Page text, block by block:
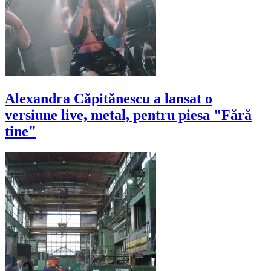
Alexandra Căpitănescu a lansat o
versiune live, metal, pentru piesa "Fără
tine"